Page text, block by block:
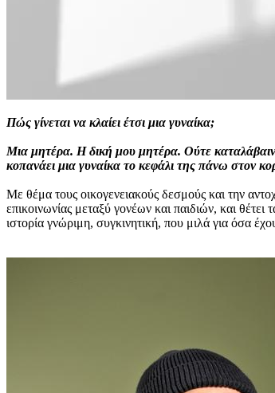
Πώς γίνεται να κλαίει έτσι μια γυναίκα;
Μια μητέρα. Η δική μου μητέρα. Ούτε
κοπανάει μια γυναίκα το κεφάλι της πάνω στον
Με θέμα τους οικογενειακούς δεσμούς και την
επικοινωνίας μεταξύ γονέων και παιδιών, και
ιστορία γνώριμη, συγκινητική, που μιλά για όσα